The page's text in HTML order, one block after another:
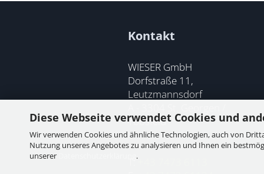
Diese Webseite verwendet Cookies und
Wir verwenden Cookies und ähnliche Technologien, auch von
Nutzung unseres Angebotes zu analysieren und Ihnen ein
unserer
.
Kontakt
WIESER GmbH
Dorfstraße 11,
Leutzmannsdorf
Ybbsfeld
T: